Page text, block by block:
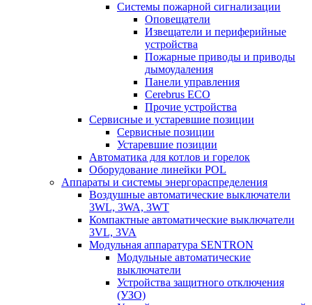
Системы пожарной сигнализации
Оповещатели
Извещатели и периферийные
устройства
Пожарные приводы и приводы
дымоудаления
Панели управления
Cerebrus ECO
Прочие устройства
Сервисные и устаревшие позиции
Сервисные позиции
Устаревшие позиции
Автоматика для котлов и горелок
Оборудование линейки POL
Аппараты и системы энергораспределения
Воздушные автоматические выключатели
3WL, 3WA, 3WT
Компактные автоматические выключатели
3VL, 3VA
Модульная аппаратура SENTRON
Модульные автоматические
выключатели
Устройства защитного отключения
(УЗО)